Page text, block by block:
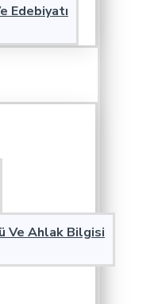
Edebiyatı
Ve Ahlak Bilgisi